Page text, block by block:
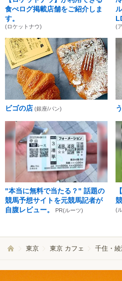
食べログ掲載店舗をご紹介しま
す。
(ロケットナウ) (
ビゴの店 (銀座/パン)
"本当に無料で当たる？" 話題の
競馬予想サイトを元競馬記者が
自腹レビュー。
PR(ルーツ)
(
東京 東京 カフェ 千住・